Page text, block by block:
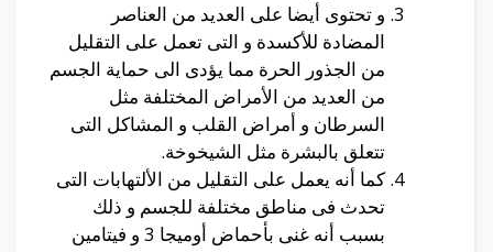
و تحتوى أيضا على العديد من العناصر
المضادة للأكسدة و التى تعمل على التقليل
من الجذور الحرة مما يؤدى الى حماية الجسم
من العديد من الأمراض المختلفة مثل
السرطان و أمراض القلب و المشاكل التى
تتعلق بالبشرة مثل الشيخوخة.
كما أنه يعمل على التقليل من الألتهابات التى
تحدث فى مناطق مختلفة للجسم و ذلك
بسبب أنه غنى بأحماض أوميجا 3 و فيتامين